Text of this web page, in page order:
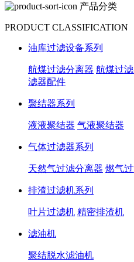
产品分类
PRODUCT CLASSIFICATION
油库过滤设备系列
航煤过滤分离器 航煤过
滤器配件
聚结器系列
液液聚结器 气液聚结器
气体过滤器系列
天然气过滤分离器 燃气
排渣过滤机系列
叶片过滤机 精密排渣机
滤油机
聚结脱水滤油机